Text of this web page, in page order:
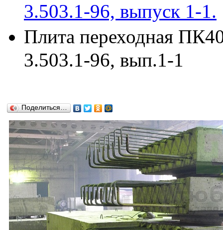
3.503.1-96, выпуск 1-1.
Плита переходная
3.503.1-96, вып.1-1
Поделиться…